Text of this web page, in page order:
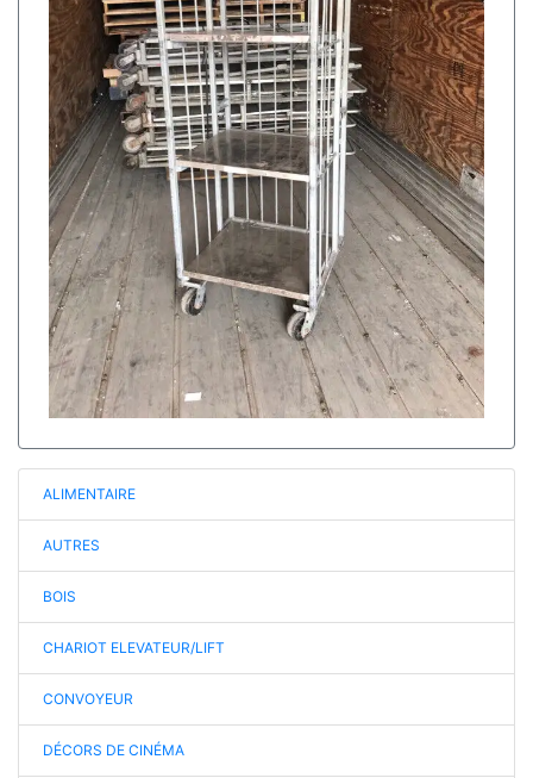
ALIMENTAIRE
AUTRES
BOIS
CHARIOT ELEVATEUR/LIFT
CONVOYEUR
DÉCORS DE CINÉMA